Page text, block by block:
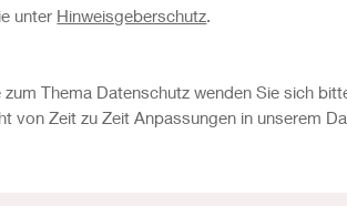
unter Hinweisgeberschutz.
Thema Datenschutz wenden Sie sich
von Zeit zu Zeit Anpassungen in unserem